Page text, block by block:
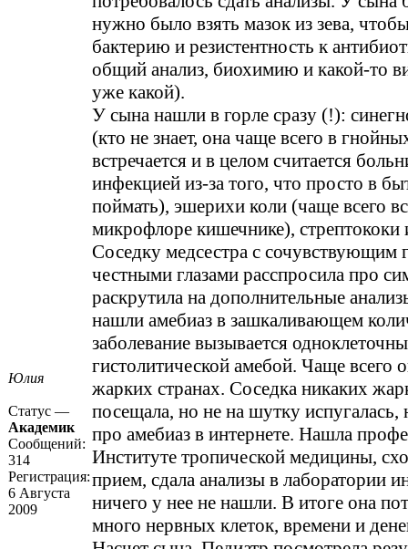
Юлия
Статус —
Академик
Сообщений:
314
Регистрация:
6 Августа
2009
нужно было взять мазок из зева,
бактерию и резистентность к
общий анализ, биохимию и какой-то
уже какой).
У сына нашли в горле сразу (!):
(кто не знает, она чаще всего в
встречается и в целом считается
инфекцией из-за того, что просто в
поймать), эшерихи коли (чаще всего
микрофлоре кишечнике), стрептококи
Соседку медсестра с сочувствующим
честными глазами расспросила про
раскрутила на дополнительные
нашли амебиаз в зашкаливающем
заболевание вызывается
гистолитической амебой. Чаще всего
жарких странах. Соседка никаких
посещала, но не на шутку испугалась,
про амебиаз в интернете. Нашла
Институте тропической медицины,
прием, сдала анализы в лаборатории
ничего у нее не нашли. В итоге она
много нервных клеток, времени и